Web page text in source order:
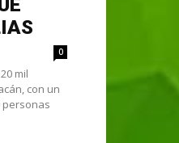
0
mil
con un
personas